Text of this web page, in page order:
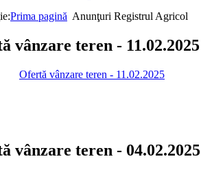
Prima pagină Anunţuri Registrul Agricol
vânzare teren - 11.02.2025
Ofertă vânzare teren - 11.02.2025
vânzare teren - 04.02.2025